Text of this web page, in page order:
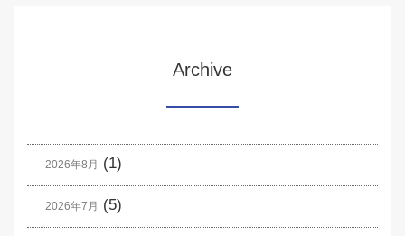
Archive
2026年8月 (1)
2026年7月 (5)